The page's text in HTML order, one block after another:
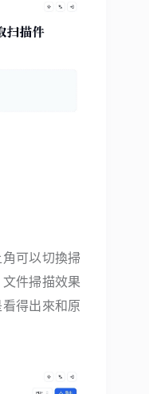
可以切換掃
件掃描效果
得出來和原